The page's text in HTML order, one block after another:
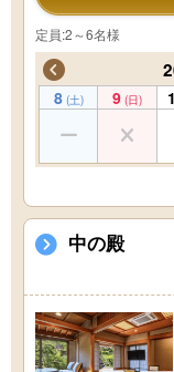
定員:2～6名様
8 (土) 9 (日)
中の殿